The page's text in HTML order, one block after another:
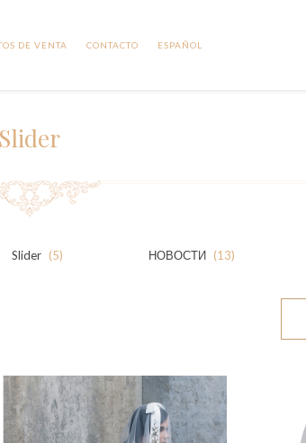
DE VENTA CONTACTO ESPAÑOL
Slider
Slider (5) НОВОСТИ (13)